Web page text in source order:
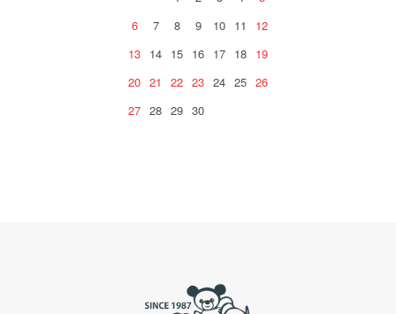
6
7 8 9 10 11
12
13 14 15 16 17 18 19
20 21 22 23 24 25 26
27 28 29 30